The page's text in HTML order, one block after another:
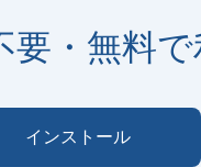
要・無料
インストール